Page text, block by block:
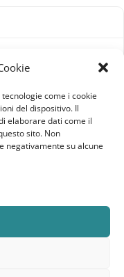
come i cookie
del dispositivo. Il
elaborare dati come il
sito. Non
negativamente su alcune
da